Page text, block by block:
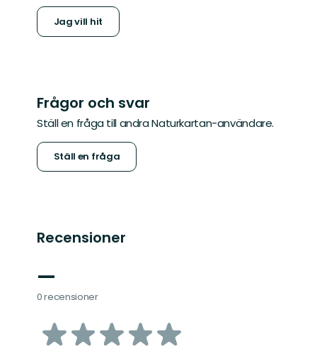
Jag vill hit
Frågor och svar
Ställ en fråga till andra Naturkartan-användare.
Ställ en fråga
Recensioner
—
0 recensioner
av